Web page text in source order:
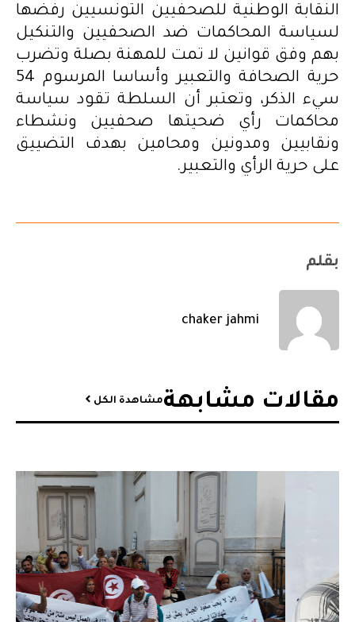
النقابة الوطنية للصحفيين التونسيين رفضها
لسياسة المحاكمات ضد الصحفيين والتنكيل
بهم وفق قوانين لا تمت للمهنة بصلة وتضرب
حرية الصحافة والتعبير وأساسا المرسوم 54
سيء الذكر، وتعتبر أن السلطة تقود سياسة
محاكمات رأي ضحيتها صحفيين ونشطاء
ونقابيين ومدونين ومحامين بهدف التضييق
على حرية الرأي والتعبير.
بقلم
chaker jahmi
مقالات مشابهة​مشاهدة الكل